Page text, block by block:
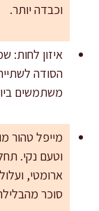
וכבדה יותר.
איזון לחות:
הסודה
משתמשים
מייפל טהור
וטעם נקי.
סוכר